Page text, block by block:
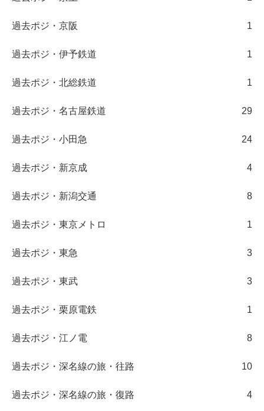
過去ポジ・京阪 1
過去ポジ・伊予鉄道 1
過去ポジ・北総鉄道 1
過去ポジ・名古屋鉄道 29
過去ポジ・小田急 24
過去ポジ・新京成 4
過去ポジ・新潟交通 8
過去ポジ・東京メトロ 1
過去ポジ・東急 3
過去ポジ・東武 3
過去ポジ・栗原電鉄 1
過去ポジ・江ノ電 8
過去ポジ・深名線の旅・往路 10
過去ポジ・深名線の旅・復路 4